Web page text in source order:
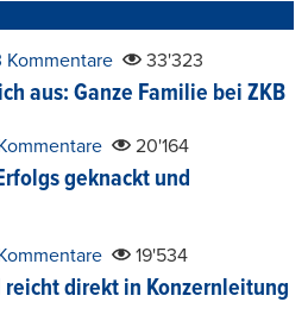
Kommentare 33'323
aus: Ganze Familie bei ZKB
20'164
geknackt und
19'534
reicht direkt in Konzernleitung